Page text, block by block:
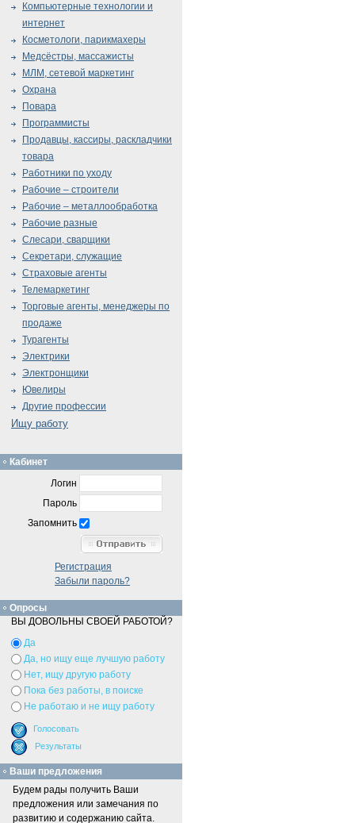
Компьютерные технологии и
интернет
Косметологи, парикмахеры
Медсёстры, массажисты
МЛМ, сетевой маркетинг
Охрана
Повара
Программисты
Продавцы, кассиры, раскладчики
товара
Работники по уходу
Рабочие – строители
Рабочие – металлообработка
Рабочие разные
Слесари, сварщики
Секретари, служащие
Страховые агенты
Телемаркетинг
Торговые агенты, менеджеры по
продаже
Турагенты
Электрики
Электронщики
Ювелиры
Другие профессии
Ищу работу
Кабинет
Логин
Пароль
Запомнить
Регистрация
Забыли пароль?
Опросы
ВЫ ДОВОЛЬНЫ СВОЕЙ РАБОТОЙ?
Да
Да, но ищу еще лучшую работу
Нет, ищу другую работу
Пока без работы, в поиске
Не работаю и не ищу работу
Ваши предложения
Будем рады получить Ваши
предложения или замечания по
развитию и содержанию сайта.